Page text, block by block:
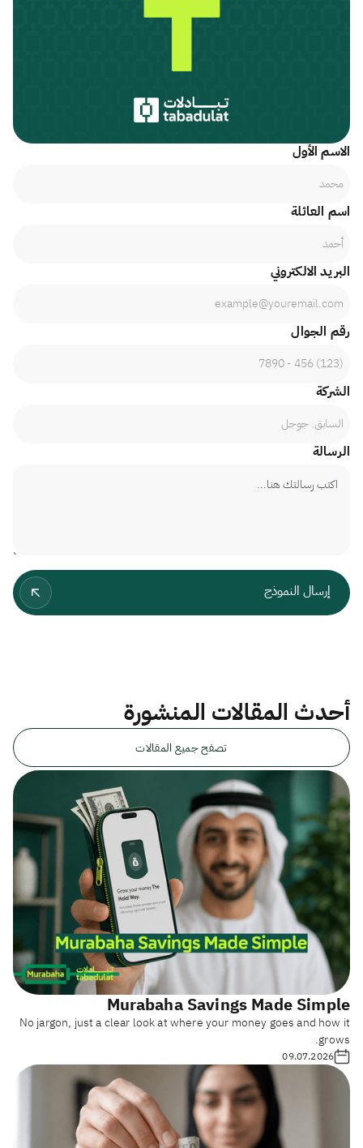
الاسم الأول
اسم العائلة
البريد الالكتروني
رقم الجوال
الشركة
الرسالة
أحدث المقالات المنشورة
تصفح جميع المقالات
Murabaha Savings Made Simple
No jargon, just a clear look at where your money goes and how it
grows.
09.07.2026